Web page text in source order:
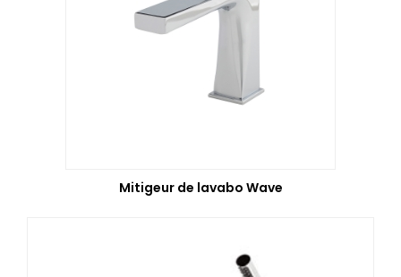
Mitigeur de lavabo Wave